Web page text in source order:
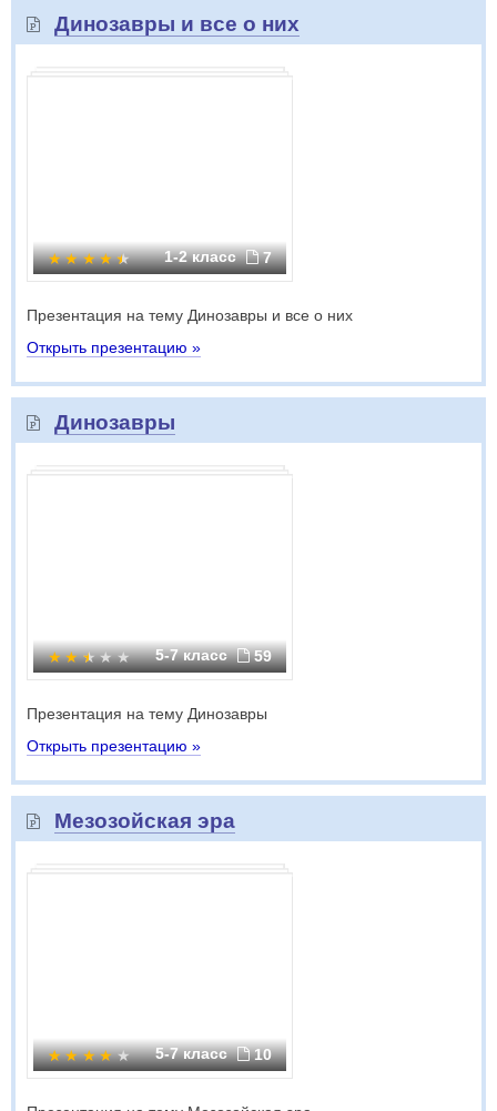
Динозавры и все о них
1-2 класс 7
Презентация на тему Динозавры и все о них
Открыть презентацию »
Динозавры
5-7 класс 59
Презентация на тему Динозавры
Открыть презентацию »
Мезозойская эра
5-7 класс 10